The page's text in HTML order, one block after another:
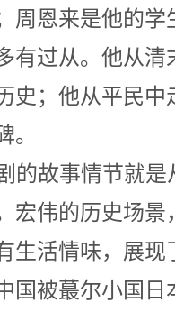
周恩来是他的学
有过从。他从清
；他从平民中
育家的
是从张伯
宏伟的历史场
生活情味，展
国被蕞尔小国